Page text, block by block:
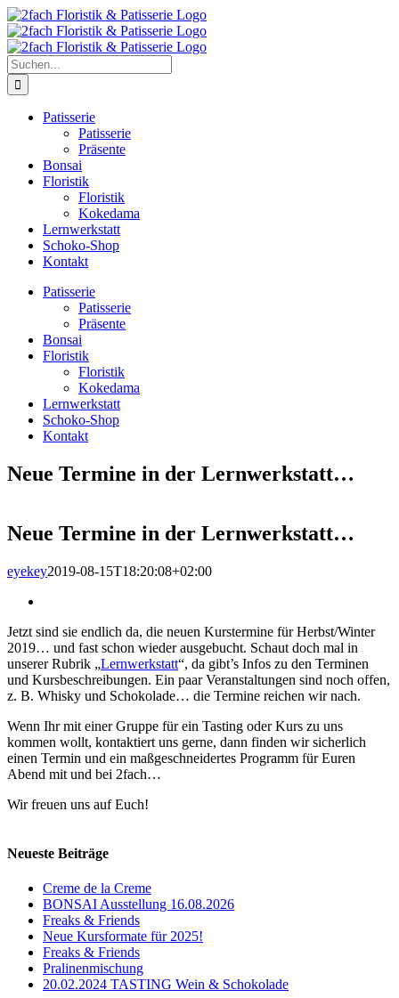
Zum
Inhalt
springen
Suche
nach:
Patisserie
Patisserie
Präsente
Bonsai
Floristik
Floristik
Kokedama
Lernwerkstatt
Schoko-Shop
Kontakt
Patisserie
Patisserie
Präsente
Bonsai
Floristik
Floristik
Kokedama
Lernwerkstatt
Schoko-Shop
Kontakt
Neue Termine in der Lernwerkstatt…
Neue Termine in der Lernwerkstatt…
eyekey2019-08-15T18:20:08+02:00
Bild
Jetzt sind sie endlich da, die neuen Kurstermine für Herbst/Winter
2019… und fast schon wieder ausgebucht. Schaut doch mal in
unserer Rubrik „Lernwerkstatt“, da gibt’s Infos zu den Terminen
und Kursbeschreibungen. Ein paar Veranstaltungen sind noch offen,
z. B. Whisky und Schokolade… die Termine reichen wir nach.
Wenn Ihr mit einer Gruppe für ein Tasting oder Kurs zu uns
kommen wollt, kontaktiert uns gerne, dann finden wir sicherlich
einen Termin und ein maßgeschneidertes Programm für Euren
Abend mit und bei 2fach…
Wir freuen uns auf Euch!
Neueste Beiträge
Creme de la Creme
BONSAI Ausstellung 16.08.2026
Freaks & Friends
Neue Kursformate für 2025!
Freaks & Friends
Pralinenmischung
20.02.2024 TASTING Wein & Schokolade